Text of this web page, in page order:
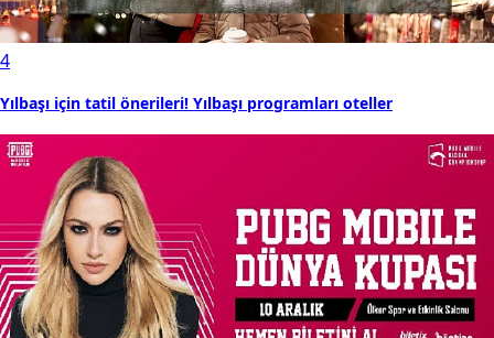
4
Yılbaşı için tatil önerileri! Yılbaşı programları oteller